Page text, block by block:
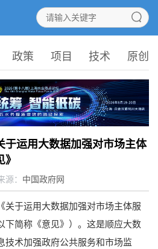
政策 项目 技术 原创
于运用大数据加强对市场主体
源： 中国政府网
关于运用大数据加强对市场主体服
下简称《意见》）。这是顺应大数
技术加强政府公共服务和市场监